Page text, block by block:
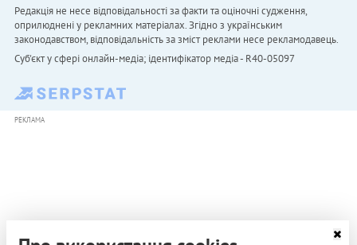
Редакція не несе відповідальності за факти та оціночні судження,
оприлюднені у рекламних матеріалах. Згідно з українським
законодавством, відповідальність за зміст реклами несе рекламодавець.
Cуб'єкт у сфері онлайн-медіа; ідентифікатор медіа - R40-05097
РЕКЛАМА